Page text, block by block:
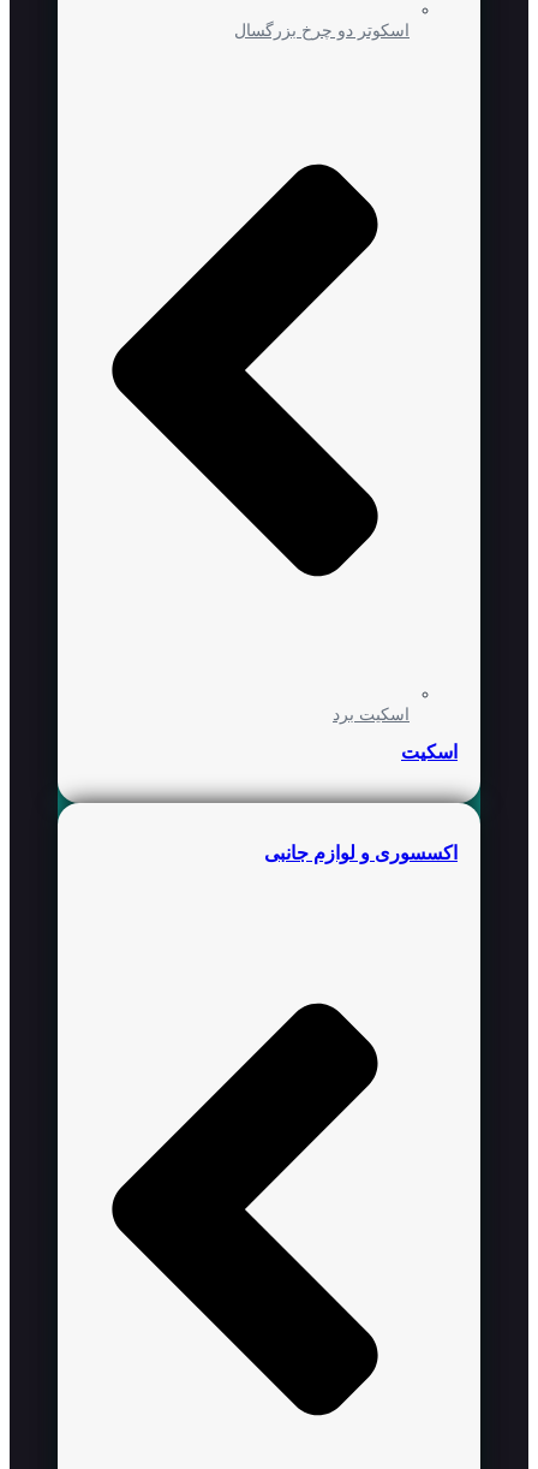
اسکوتر دو چرخ بزرگسال
اسکیت برد
اسکیت
اکسسوری و لوازم جانبی